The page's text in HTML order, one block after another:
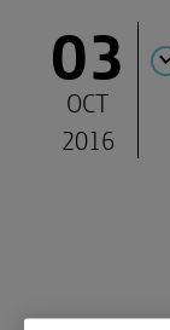
03
OCT
2016